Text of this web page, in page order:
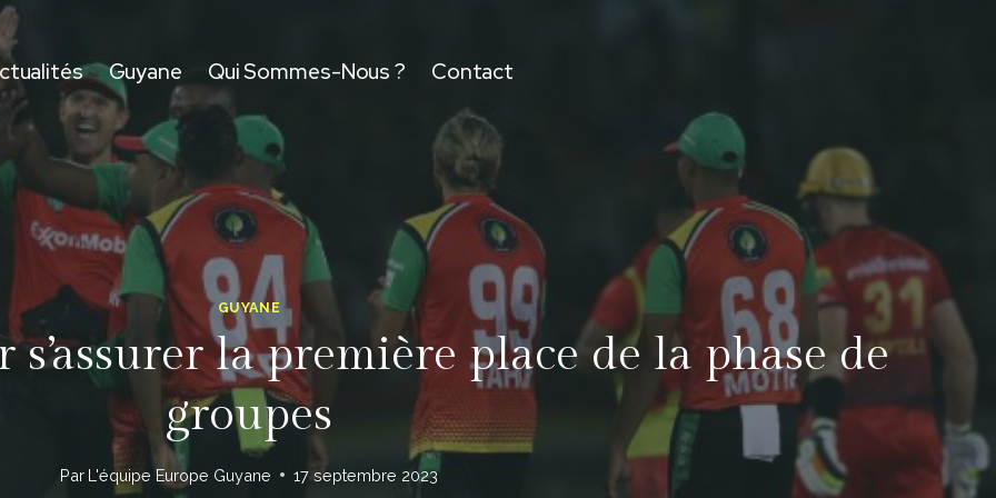
Guyane Qui Sommes-Nous ? Contact
GUYANE
la première place de la phase de
groupes
Par L'équipe Europe Guyane 17 septembre 2023